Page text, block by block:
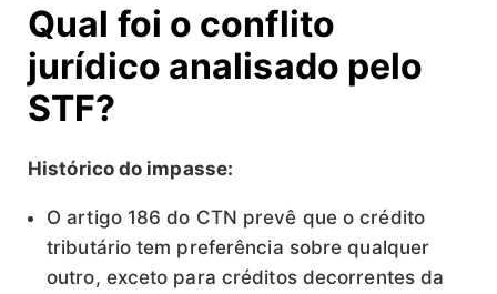
Qual foi o conflito
jurídico analisado pelo
STF?
Histórico do impasse:
O artigo 186 do CTN prevê que o crédito
tributário tem preferência sobre qualquer
outro, exceto para créditos decorrentes da